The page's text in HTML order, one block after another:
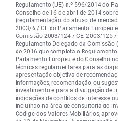
Regulamento (UE) n.º 596/2014 do
Conselho de 16 de abril de 2014
(regulamentação do abuso de
2003/6 / CE do Parlamento Europeu
Comissão 2003/124 / CE, 2003/125 /
Regulamento Delegado da
de 2016 que completa o
Parlamento Europeu e do Conselho
técnicas regulamentares para as
apresentação objetiva de
informações, recomendação ou
investimento e para a divulgação de
indicações de conflitos de interesse
incluindo na área de consultoria de
Código dos Valores Mobiliários,